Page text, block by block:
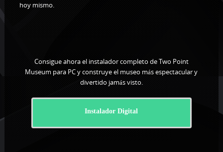
hoy mismo.
Consigue ahora el instalador completo de Two Point
Museum para PC y construye el museo más espectacular y
divertido jamás visto.
Instalador Digital